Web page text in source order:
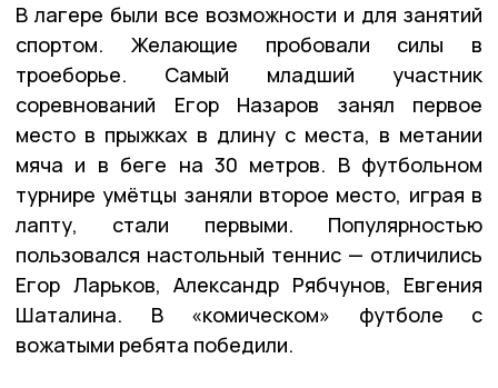
В лагере были все возможности и для занятий
спортом. Желающие пробовали силы в
троеборье. Самый младший участник
соревнований Егор Назаров занял первое
место в прыжках в длину с места, в метании
мяча и в беге на 30 метров. В футбольном
турнире умётцы заняли второе место, играя в
лапту, стали первыми. Популярностью
пользовался настольный теннис — отличились
Егор Ларьков, Александр Рябчунов, Евгения
Шаталина. В «комическом» футболе с
вожатыми ребята победили.